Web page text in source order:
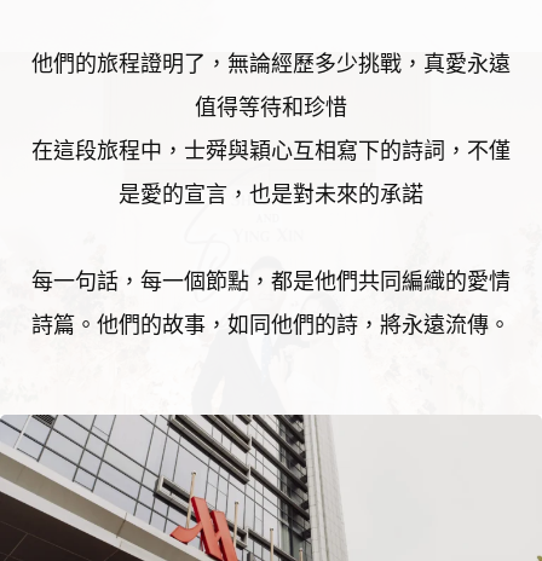
他們的旅程證明了，無論經歷多少挑戰，真愛永遠
值得等待和珍惜
在這段旅程中，士舜與穎心互相寫下的詩詞，不僅
是愛的宣言，也是對未來的承諾
每一句話，每一個節點，都是他們共同編織的愛情
詩篇。他們的故事，如同他們的詩，將永遠流傳。